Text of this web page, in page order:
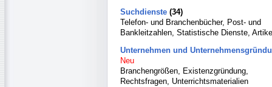
Suchdienste (34)
Telefon- und Branchenbücher, Post- und
Bankleitzahlen, Statistische Dienste,
Unternehmen und
Neu
Branchengrößen, Existenzgründung,
Rechtsfragen, Unterrichtsmaterialien